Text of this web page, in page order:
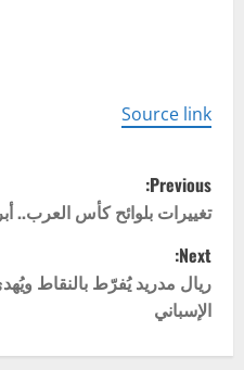
Source link
P
o
s
t
n
Previous:
تغييرات بلوائح كأس العرب.. أبرزها
Next:
ريال مدريد يُفرّط بالنقاط
الإسباني